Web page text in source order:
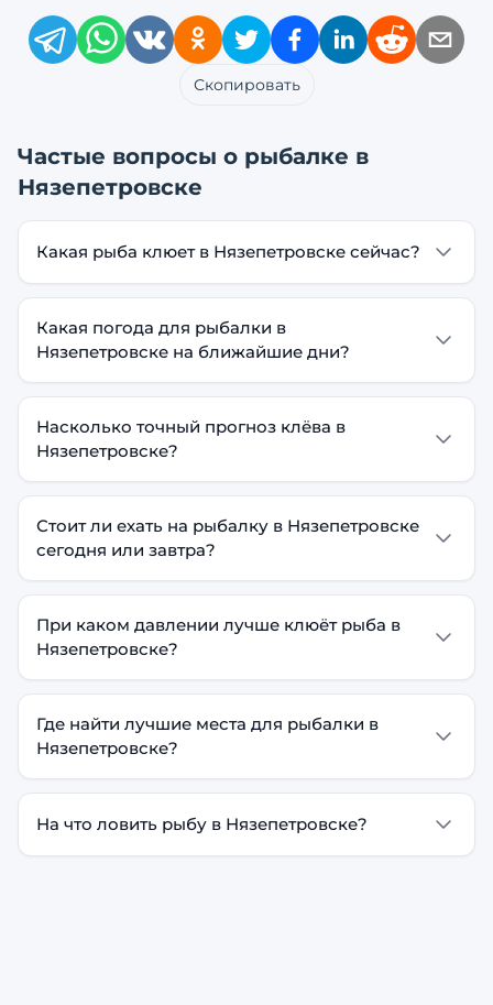
Скопировать
Частые вопросы о рыбалке в
Нязепетровске
Какая рыба клюет в Нязепетровске сейчас?
Какая погода для рыбалки в
Нязепетровске на ближайшие дни?
Насколько точный прогноз клёва в
Нязепетровске?
Стоит ли ехать на рыбалку в Нязепетровске
сегодня или завтра?
При каком давлении лучше клюёт рыба в
Нязепетровске?
Где найти лучшие места для рыбалки в
Нязепетровске?
На что ловить рыбу в Нязепетровске?